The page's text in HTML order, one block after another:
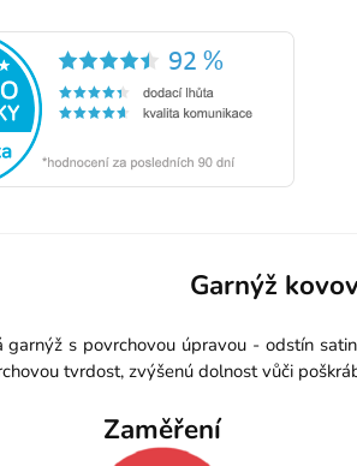
Garnýž
garnýž s povrchovou úpravou - odstín
tvrdost, zvýšenú dolnost vůči
Zaměření